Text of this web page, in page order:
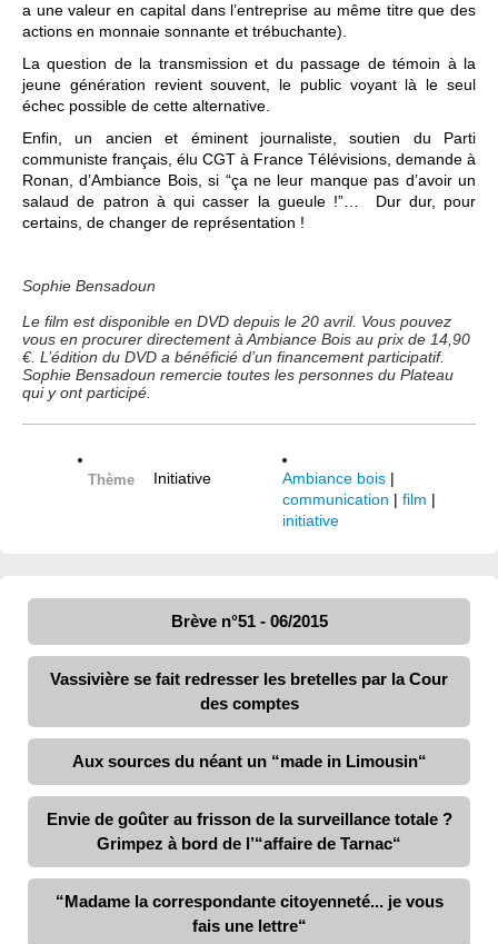
a une valeur en capital dans l’entreprise au même titre que des
actions en monnaie sonnante et trébuchante).
La question de la transmission et du passage de témoin à la
jeune génération revient souvent, le public voyant là le seul
échec possible de cette alternative.
Enfin, un ancien et éminent journaliste, soutien du Parti
communiste français, élu CGT à France Télévisions, demande à
Ronan, d’Ambiance Bois, si “ça ne leur manque pas d’avoir un
salaud de patron à qui casser la gueule !”… Dur dur, pour
certains, de changer de représentation !
Sophie Bensadoun
Le film est disponible en DVD depuis le 20 avril. Vous pouvez
vous en procurer directement à Ambiance Bois au prix de 14,90
€. L’édition du DVD a bénéficié d’un financement participatif.
Sophie Bensadoun remercie toutes les personnes du Plateau
qui y ont participé.
Thème Initiative Ambiance bois |
communication | film |
initiative
Brève n°51 - 06/2015
Vassivière se fait redresser les bretelles par la Cour
des comptes
Aux sources du néant un “made in Limousin“
Envie de goûter au frisson de la surveillance totale ?
Grimpez à bord de l’“affaire de Tarnac“
“Madame la correspondante citoyenneté... je vous
fais une lettre“